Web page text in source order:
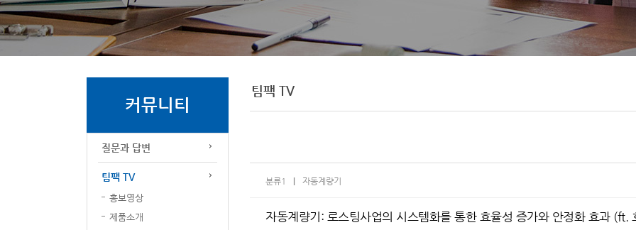
커뮤니티
질문과 답변
팀팩 TV
홍보영상
제품소개
팀팩 TV
분류1 자동계량기
자동계량기: 로스팅사업의 시스템화를 통한 효율성 증가와 안정화 효과 (ft.